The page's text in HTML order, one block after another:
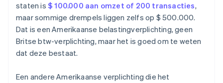
staten is $ 100.000 aan omzet of 200 transacties,
maar sommige drempels liggen zelfs op $ 500.000.
Dat is een Amerikaanse belastingverplichting, geen
Britse btw-verplichting, maar het is goed om te weten
dat deze bestaat.
Een andere Amerikaanse verplichting die het